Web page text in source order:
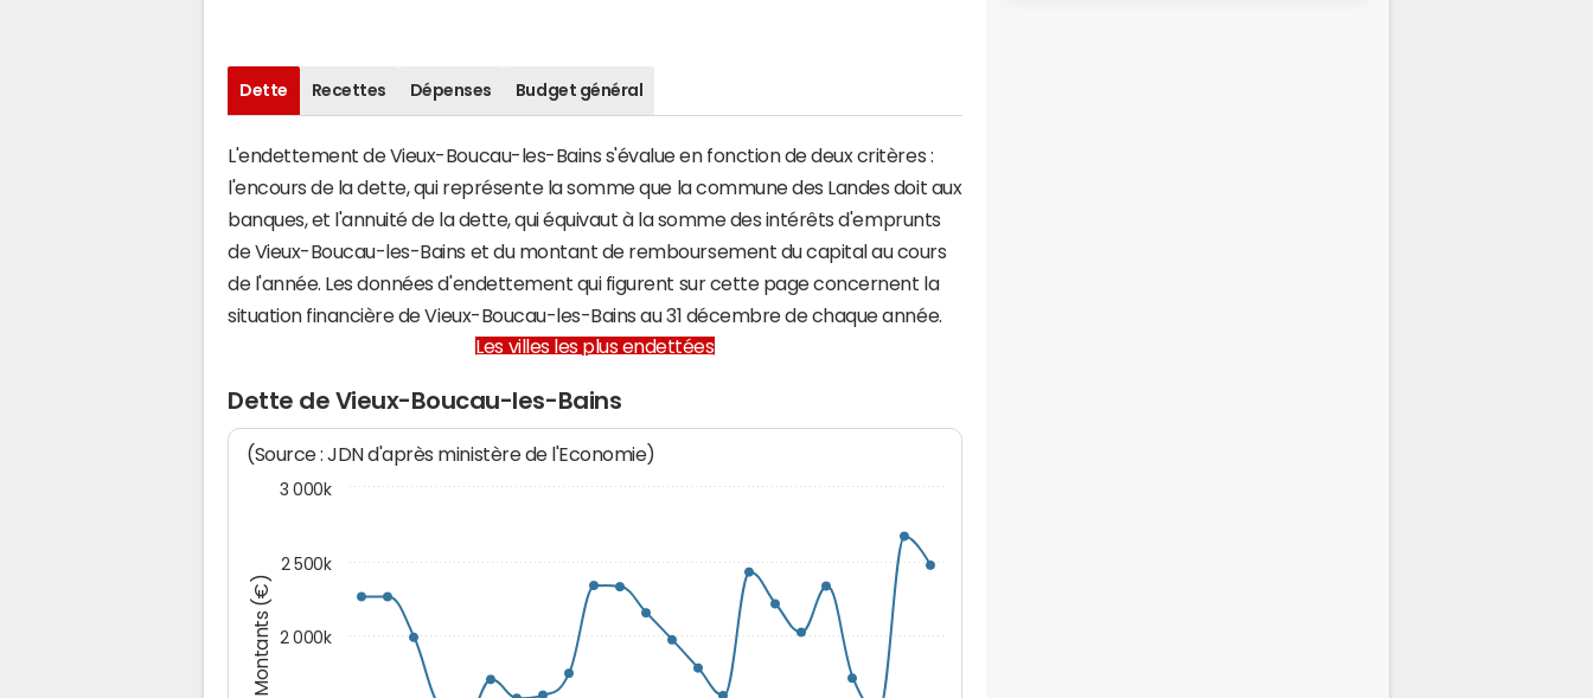
Dette Recettes Dépenses Budget général
L'endettement de Vieux-Boucau-les-Bains s'évalue en fonction de deux critères :
l'encours de la dette, qui représente la somme que la commune des Landes doit aux
banques, et l'annuité de la dette, qui équivaut à la somme des intérêts d'emprunts
de Vieux-Boucau-les-Bains et du montant de remboursement du capital au cours
de l'année. Les données d'endettement qui figurent sur cette page concernent la
situation financière de Vieux-Boucau-les-Bains au 31 décembre de chaque année.
Les villes les plus endettées
Dette de Vieux-Boucau-les-Bains
Montants (€)
(Source : JDN d'après ministère de l'Economie)
2 000k
2 500k
3 000k